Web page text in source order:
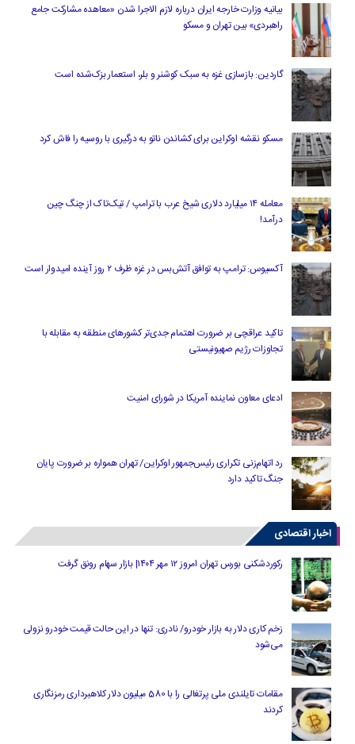
بیانیه وزارت خارجه ایران درباره لازم‌ الاجرا شدن «معاهده مشارکت جامع
راهبردی» بین تهران و مسکو
گاردین: بازسازی غزه به سبک کوشنر و بلر، استعمار بزک‌شده است
مسکو نقشه اوکراین برای کشاندن ناتو به درگیری با روسیه را فاش کرد
معامله ۱۴ میلیارد دلاری شیخ عرب با ترامپ / تیک‌تاک از چنگ چین
درآمد!
آکسیوس: ترامپ به توافق آتش‌بس در غزه ظرف ۲ روز آینده امیدوار است
تاکید عراقچی بر ضرورت اهتمام جدی‌تر کشورهای منطقه به مقابله با
تجاوزات رژیم صهیونیستی
ادعای معاون نماینده آمریکا در شورای امنیت
رد اتهام‌زنی تکراری رئیس‌جمهور اوکراین/ تهران همواره بر ضرورت پایان
جنگ تاکید دارد
اخبار اقتصادی
رکوردشکنی بورس تهران امروز ۱۲ مهر ۱۴۰۴| بازار سهام رونق گرفت
زخم کاری دلار به بازار خودرو/ نادری: تنها در این حالت قیمت خودرو نزولی
می‌شود
مقامات تایلندی ملی پرتغالی را با 580 میلیون دلار کلاهبرداری رمزنگاری
کردند